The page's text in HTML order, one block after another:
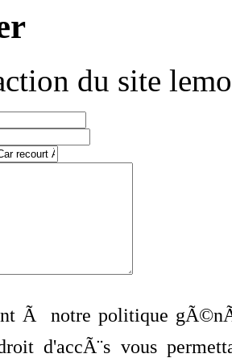
du site
Ã notre politique
d'accÃ¨s vous